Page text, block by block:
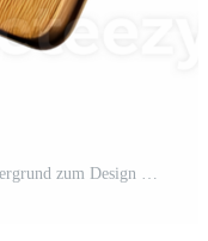
leer Zwischenablage mit transparent Hintergrund zum Design Modelle und Präsentationen Pro PNG